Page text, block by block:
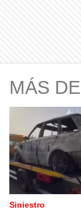
MÁS
Siniestro